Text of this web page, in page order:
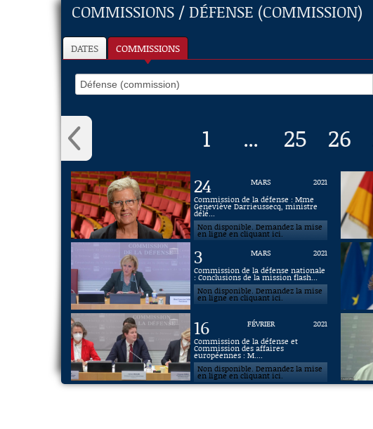
COMMISSIONS / DÉFENSE (COMMISSION)
DATES COMMISSIONS
1 ... 25 26
24 MARS
2021
Commission de la défense : Mme
Geneviève Darrieussecq, ministre
délé...
Non disponible. Demandez la mise
en ligne en cliquant ici.
3 MARS
2021
Commission de la défense nationale
: Conclusions de la mission flash...
Non disponible. Demandez la mise
en ligne en cliquant ici.
16 FÉVRIER
2021
Commission de la défense et
Commission des affaires
européennes : M....
Non disponible. Demandez la mise
en ligne en cliquant ici.